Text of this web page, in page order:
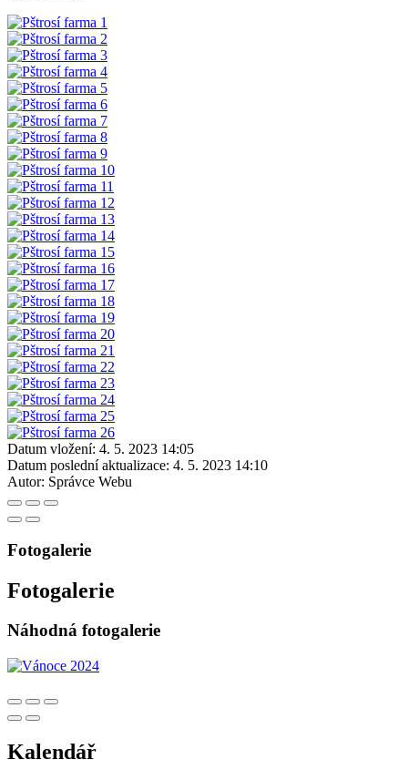
Datum vložení: 4. 5. 2023 14:05
Datum poslední aktualizace: 4. 5. 2023 14:10
Autor: Správce Webu
Fotogalerie
Fotogalerie
Náhodná fotogalerie
Kalendář